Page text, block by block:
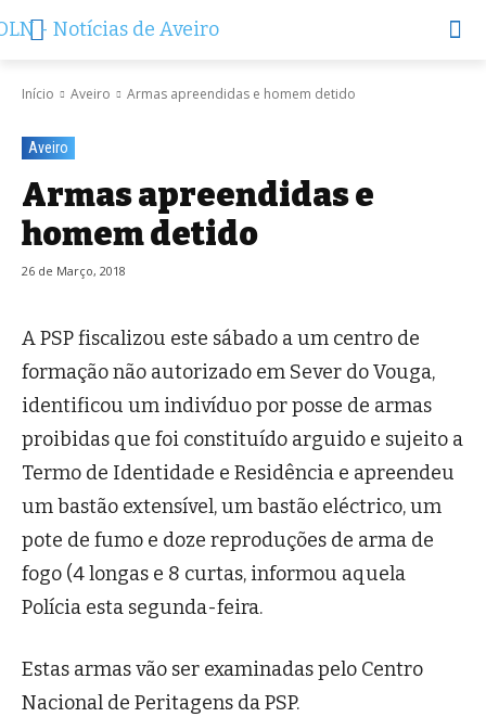
Início Aveiro Armas apreendidas e homem detido
Aveiro
Armas apreendidas e
homem detido
26 de Março, 2018
A PSP fiscalizou este sábado a um centro de
formação não autorizado em Sever do Vouga,
identificou um indivíduo por posse de armas
proibidas que foi constituído arguido e sujeito a
Termo de Identidade e Residência e apreendeu
um bastão extensível, um bastão eléctrico, um
pote de fumo e doze reproduções de arma de
fogo (4 longas e 8 curtas, informou aquela
Polícia esta segunda-feira.
Estas armas vão ser examinadas pelo Centro
Nacional de Peritagens da PSP.